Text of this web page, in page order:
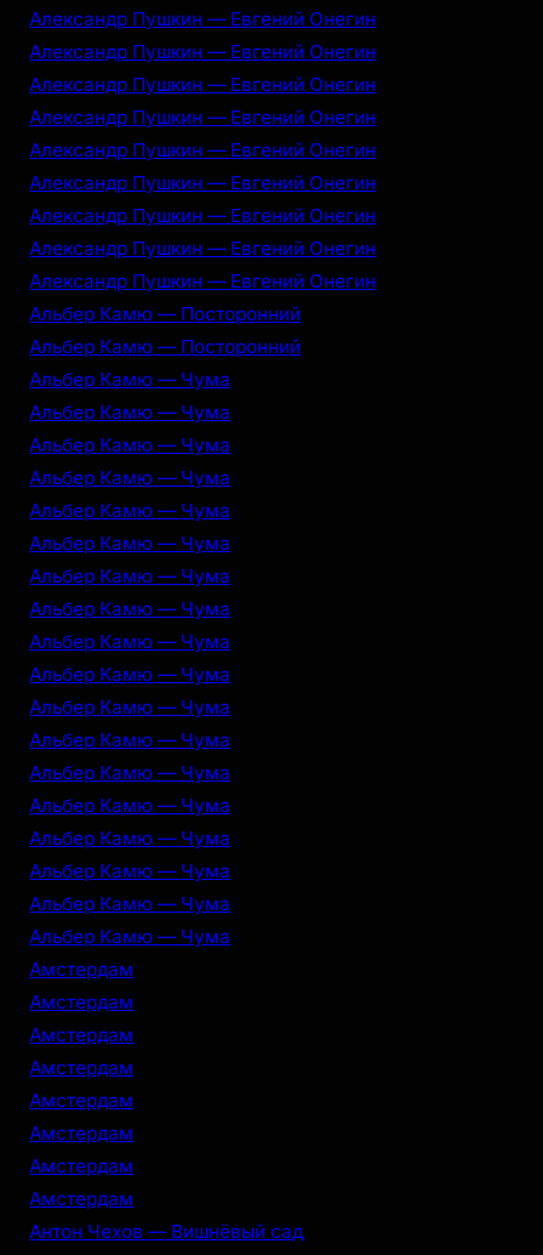
Александр Пушкин — Евгений Онегин
Александр Пушкин — Евгений Онегин
Александр Пушкин — Евгений Онегин
Александр Пушкин — Евгений Онегин
Александр Пушкин — Евгений Онегин
Александр Пушкин — Евгений Онегин
Александр Пушкин — Евгений Онегин
Александр Пушкин — Евгений Онегин
Александр Пушкин — Евгений Онегин
Альбер Камю — Посторонний
Альбер Камю — Посторонний
Альбер Камю — Чума
Альбер Камю — Чума
Альбер Камю — Чума
Альбер Камю — Чума
Альбер Камю — Чума
Альбер Камю — Чума
Альбер Камю — Чума
Альбер Камю — Чума
Альбер Камю — Чума
Альбер Камю — Чума
Альбер Камю — Чума
Альбер Камю — Чума
Альбер Камю — Чума
Альбер Камю — Чума
Альбер Камю — Чума
Альбер Камю — Чума
Альбер Камю — Чума
Альбер Камю — Чума
Амстердам
Амстердам
Амстердам
Амстердам
Амстердам
Амстердам
Амстердам
Амстердам
Антон Чехов — Вишнёвый сад